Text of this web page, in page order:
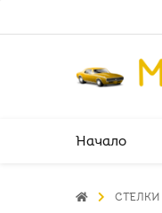
Начало
СТЕЛКИ